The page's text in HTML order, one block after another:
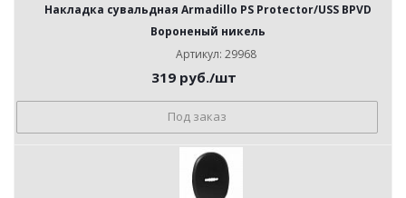
Накладка сувальдная Armadillo PS Protector/USS BPVD
Вороненый никель
Артикул: 29968
319 руб./шт
Под заказ